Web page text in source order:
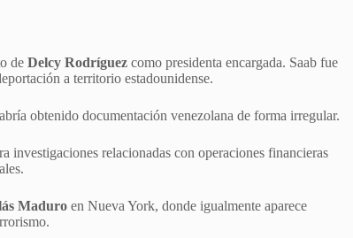
de Delcy Rodríguez como presidenta encargada. Saab fue
a territorio estadounidense.
obtenido documentación venezolana de forma irregular.
investigaciones relacionadas con operaciones financieras
Maduro en Nueva York, donde igualmente aparece